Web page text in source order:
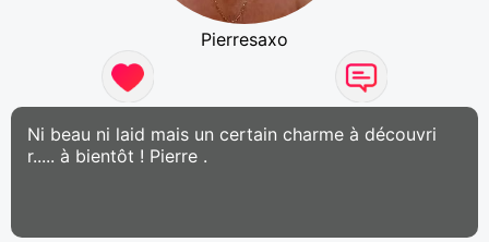
Pierresaxo
Ni beau ni laid mais un certain charme à découvri
r..... à bientôt ! Pierre .